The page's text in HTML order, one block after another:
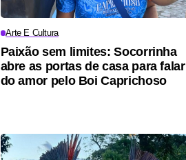
Arte E Cultura
Paixão sem limites: Socorrinha
abre as portas de casa para falar
do amor pelo Boi Caprichoso